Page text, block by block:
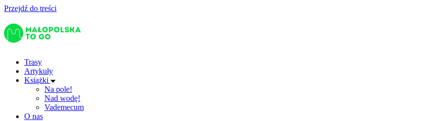
Przejdź do treści
Trasy
Artykuły
Książki
Na pole!
Nad wodę!
Vademecum
O nas